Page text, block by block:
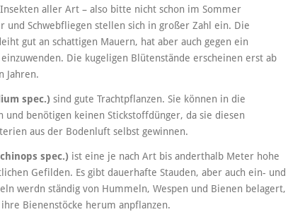
aller Art – also bitte nicht schon im Sommer
und Schwebfliegen stellen sich in großer Zahl ein. Die
gut an schattigen Mauern, hat aber auch gegen ein
Die kugeligen Blütenstände erscheinen erst ab
Jahren.
spec.) sind gute Trachtpflanzen. Sie können in die
und benötigen keinen Stickstoffdünger, da sie diesen
aus der Bodenluft selbst gewinnen.
spec.) ist eine je nach Art bis anderthalb Meter hohe
Gefilden. Es gibt dauerhafte Stauden, aber auch ein- und
werdn ständig von Hummeln, Wespen und Bienen belagert,
Bienenstöcke herum anpflanzen.